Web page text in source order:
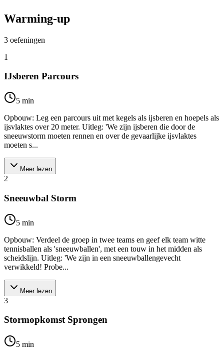
Warming-up
3 oefeningen
1
IJsberen Parcours
5 min
Opbouw: Leg een parcours uit met kegels als ijsberen en hoepels als
ijsvlaktes over 20 meter. Uitleg: 'We zijn ijsberen die door de
sneeuwstorm moeten rennen en over de gevaarlijke ijsvlaktes
moeten s...
Meer lezen
2
Sneeuwbal Storm
5 min
Opbouw: Verdeel de groep in twee teams en geef elk team witte
tennisballen als 'sneeuwballen', met een touw in het midden als
scheidslijn. Uitleg: 'We zijn in een sneeuwballengevecht
verwikkeld! Probe...
Meer lezen
3
Stormopkomst Sprongen
5 min